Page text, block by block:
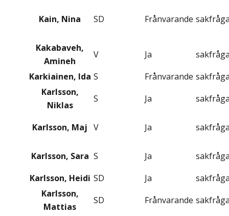
Kain, Nina SD Frånvarande
Kakabaveh,
Amineh
V Ja
Karkiainen, Ida S Frånvarande
Karlsson,
Niklas
S Ja
Karlsson, Maj V Ja
Karlsson, Sara S Ja
Karlsson, Heidi SD Ja
Karlsson,
Mattias
SD Frånvarande